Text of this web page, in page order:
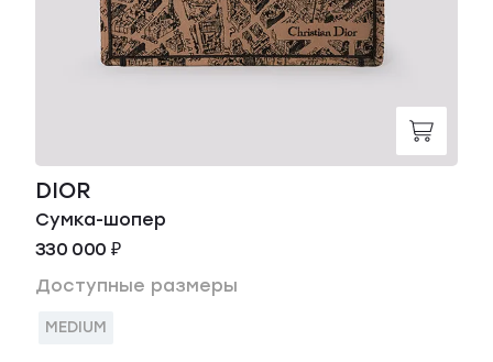
DIOR
Сумка-шопер
330 000 ₽
Доступные размеры
MEDIUM